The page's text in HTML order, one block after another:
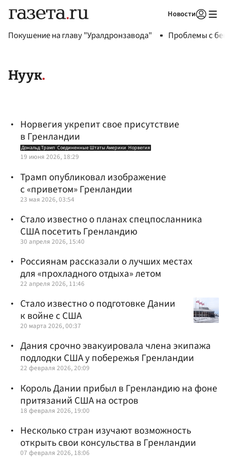
Новости
Покушение на главу "Уралдронзавода" Проблемы с
Нуук
Норвегия укрепит свое присутствие
в Гренландии
Дональд Трамп Соединенные Штаты Америки Норвегия
19 июня 2026, 18:29
Трамп опубликовал изображение
с «приветом» Гренландии
23 мая 2026, 03:54
Стало известно о планах спецпосланника
США посетить Гренландию
30 апреля 2026, 15:40
Россиянам рассказали о лучших местах
для «прохладного отдыха» летом
22 апреля 2026, 11:46
Стало известно о подготовке Дании
к войне с США
20 марта 2026, 00:37
Дания срочно эвакуировала члена экипажа
подлодки США у побережья Гренландии
22 февраля 2026, 20:09
Король Дании прибыл в Гренландию на фоне
притязаний США на остров
18 февраля 2026, 19:00
Несколько стран изучают возможность
открыть свои консульства в Гренландии
07 февраля 2026, 18:06